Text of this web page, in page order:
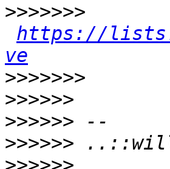
>>>>>>>
https://
ve
>>>>>>>
>>>>>>
>>>>>>
>>>>>>